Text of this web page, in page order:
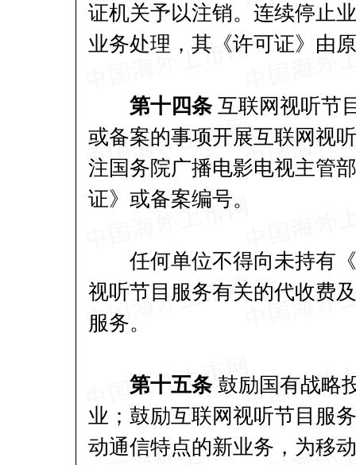
证机关予以注销。连续停止
业务处理，其《许可证》由
第十四条互联网视听节
或备案的事项开展互联网视
注国务院广播电影电视主管
证》或备案编号。
任何单位不得向未持有《
视听节目服务有关的代收费
服务。
第十五条鼓励国有战略
业；鼓励互联网视听节目服
动通信特点的新业务，为移